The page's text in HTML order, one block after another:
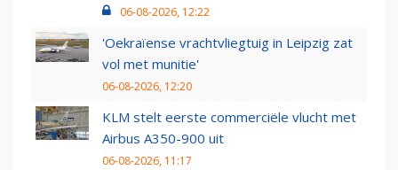
06-08-2026, 12:22
'Oekraïense vrachtvliegtuig in Leipzig zat
vol met munitie'
06-08-2026, 12:20
KLM stelt eerste commerciële vlucht met
Airbus A350-900 uit
06-08-2026, 11:17